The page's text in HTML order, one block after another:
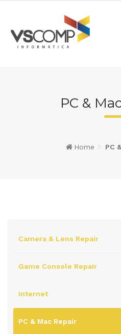
content
PC &
Home PC
Camera & Lens Repair
Game Console Repair
Internet
PC & Mac Repair